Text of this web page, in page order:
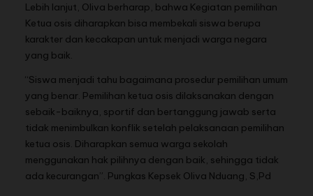
Lebih lanjut, Oliva berharap, bahwa Kegiatan pemilihan
Ketua osis diharapkan bisa membekali siswa berupa
karakter dan kecakapan untuk menjadi warga negara
yang baik.
“Siswa menjadi tahu bagaimana prosedur pemilihan umum
yang benar. Pemilihan ketua osis dilaksanakan dengan
sebaik-baiknya, sportif dan bertanggung jawab serta
tidak menimbulkan konflik setelah pelaksanaan pemilihan
ketua osis. Diharapkan semua warga sekolah
menggunakan hak pilihnya dengan baik, sehingga tidak
ada kecurangan”. Pungkas Kepsek Oliva Nduang, S,Pd